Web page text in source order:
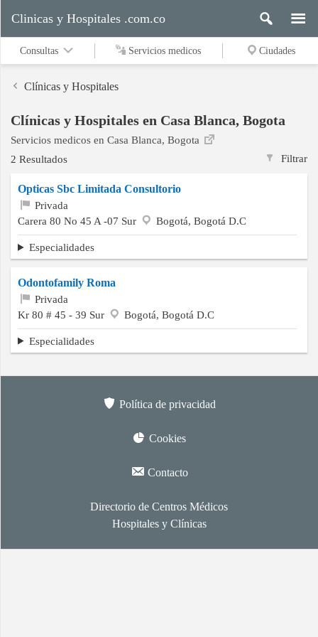
medicos
Ciudades
Buscar
Contacto
Clinicas y Hospitales .com.co
Consultas Servicios medicos Ciudades
Clínicas y Hospitales
Clínicas y Hospitales en Casa Blanca, Bogota
Servicios medicos en Casa Blanca, Bogota
Filtrar
2 Resultados
Opticas Sbc Limitada Consultorio
Privada
Carera 80 No 45 A -07 Sur
Bogotá, Bogotá D.C
Especialidades
Odontofamily Roma
Privada
Kr 80 # 45 - 39 Sur
Bogotá, Bogotá D.C
Especialidades
Política de privacidad
Cookies
Contacto
Directorio de Centros Médicos
Hospitales y Clínicas